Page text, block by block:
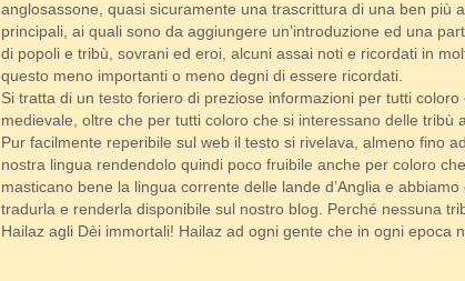
anglosassone, quasi sicuramente una trascrittura di una ben più
principali, ai quali sono da aggiungere un’introduzione ed una
di popoli e tribù, sovrani ed eroi, alcuni assai noti e ricordati in
questo meno importanti o meno degni di essere ricordati.
Si tratta di un testo foriero di preziose informazioni per tutti
medievale, oltre che per tutti coloro che si interessano delle tribù
Pur facilmente reperibile sul web il testo si rivelava, almeno fino
nostra lingua rendendolo quindi poco fruibile anche per coloro
masticano bene la lingua corrente delle lande d’Anglia e
tradurla e renderla disponibile sul nostro blog. Perché nessuna
Hailaz agli Dèi immortali! Hailaz ad ogni gente che in ogni epoca